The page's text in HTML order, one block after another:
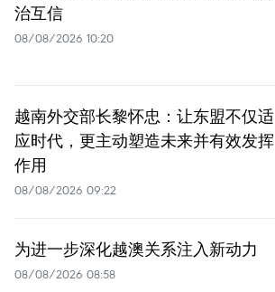
治互信
08/08/2026 10:20
越南外交部长黎怀忠：让东盟不仅适
应时代，更主动塑造未来并有效发挥
作用
08/08/2026 09:22
为进一步深化越澳关系注入新动力
08/08/2026 08:58